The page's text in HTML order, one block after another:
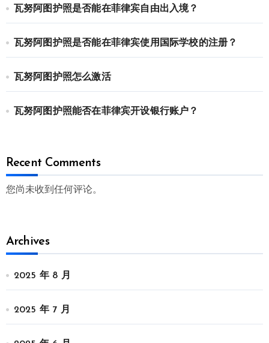
瓦努阿图护照是否能在菲律宾自由出入境？
瓦努阿图护照是否能在菲律宾使用国际学校的注册？
瓦努阿图护照怎么激活
瓦努阿图护照能否在菲律宾开设银行账户？
Recent Comments
您尚未收到任何评论。
Archives
2025 年 8 月
2025 年 7 月